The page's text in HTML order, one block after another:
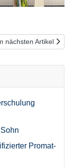
Silicon pro4
Beitrag:
nächsten Artikel
Promat-